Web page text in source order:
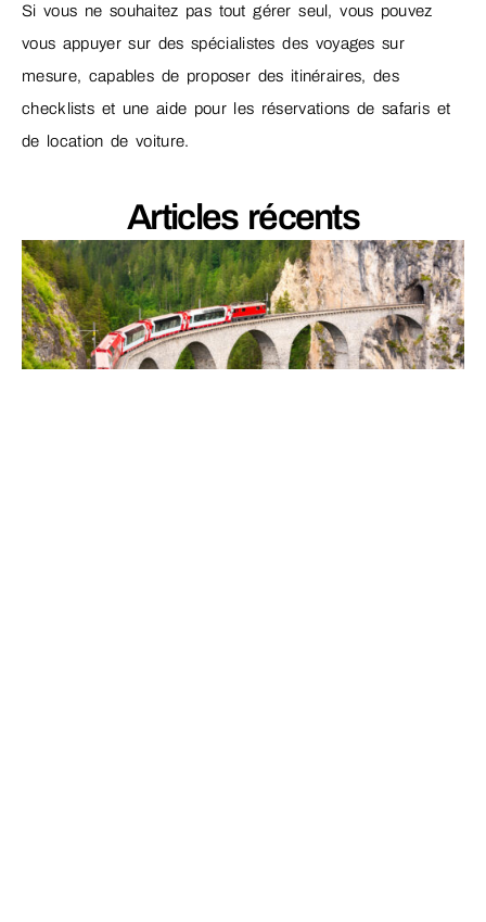
Si vous ne souhaitez pas tout gérer seul, vous pouvez
vous appuyer sur des spécialistes des voyages sur
mesure, capables de proposer des itinéraires, des
checklists et une aide pour les réservations de safaris et
de location de voiture.
Articles récents